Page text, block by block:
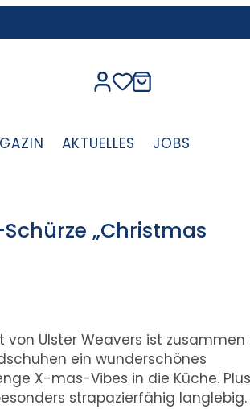
AKTUELLES JOBS
Schürze „Christmas
Ulster Weavers ist
ein wunderschönes
X-mas-Vibes in die Küche. Plus:
strapazierfähig langlebig.